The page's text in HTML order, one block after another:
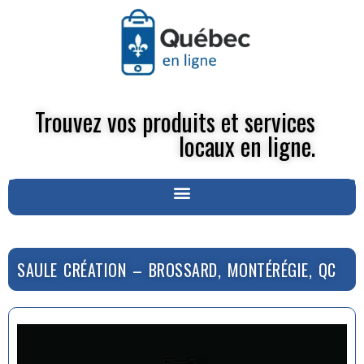
Trouvez vos produits et services
locaux en ligne.
SAULE CRÉATION – BROSSARD, MONTÉRÉGIE, QC